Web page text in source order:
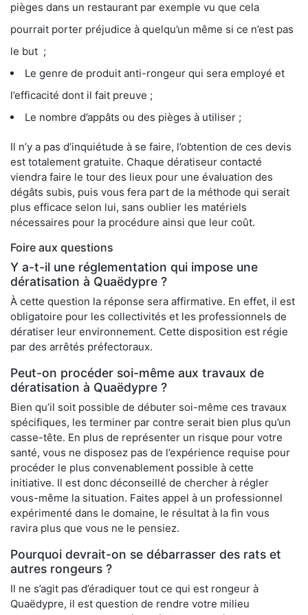
pièges dans un restaurant par exemple vu que cela
pourrait porter préjudice à quelqu’un même si ce n’est pas
le but ;
Le genre de produit anti-rongeur qui sera employé et
l’efficacité dont il fait preuve ;
Le nombre d’appâts ou des pièges à utiliser ;
Il n’y a pas d’inquiétude à se faire, l’obtention de ces devis
est totalement gratuite. Chaque dératiseur contacté
viendra faire le tour des lieux pour une évaluation des
dégâts subis, puis vous fera part de la méthode qui serait
plus efficace selon lui, sans oublier les matériels
nécessaires pour la procédure ainsi que leur coût.
Foire aux questions
Y a-t-il une réglementation qui impose une
dératisation à Quaëdypre ?
À cette question la réponse sera affirmative. En effet, il est
obligatoire pour les collectivités et les professionnels de
dératiser leur environnement. Cette disposition est régie
par des arrêtés préfectoraux.
Peut-on procéder soi-même aux travaux de
dératisation à Quaëdypre ?
Bien qu’il soit possible de débuter soi-même ces travaux
spécifiques, les terminer par contre serait bien plus qu’un
casse-tête. En plus de représenter un risque pour votre
santé, vous ne disposez pas de l’expérience requise pour
procéder le plus convenablement possible à cette
initiative. Il est donc déconseillé de chercher à régler
vous-même la situation. Faites appel à un professionnel
expérimenté dans le domaine, le résultat à la fin vous
ravira plus que vous ne le pensiez.
Pourquoi devrait-on se débarrasser des rats et
autres rongeurs ?
Il ne s’agit pas d’éradiquer tout ce qui est rongeur à
Quaëdypre, il est question de rendre votre milieu